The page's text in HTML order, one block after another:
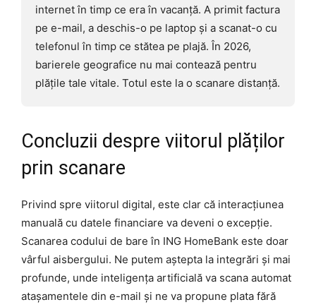
internet în timp ce era în vacanță. A primit factura
pe e-mail, a deschis-o pe laptop și a scanat-o cu
telefonul în timp ce stătea pe plajă. În 2026,
barierele geografice nu mai contează pentru
plățile tale vitale. Totul este la o scanare distanță.
Concluzii despre viitorul plăților
prin scanare
Privind spre viitorul digital, este clar că interacțiunea
manuală cu datele financiare va deveni o excepție.
Scanarea codului de bare în ING HomeBank este doar
vârful aisbergului. Ne putem aștepta la integrări și mai
profunde, unde inteligența artificială va scana automat
atașamentele din e-mail și ne va propune plata fără